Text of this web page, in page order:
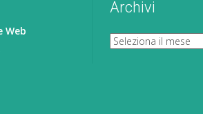
Web
Archivi
Archivi